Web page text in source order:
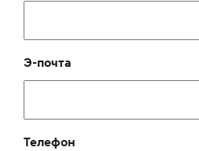
Э-почта
Телефон